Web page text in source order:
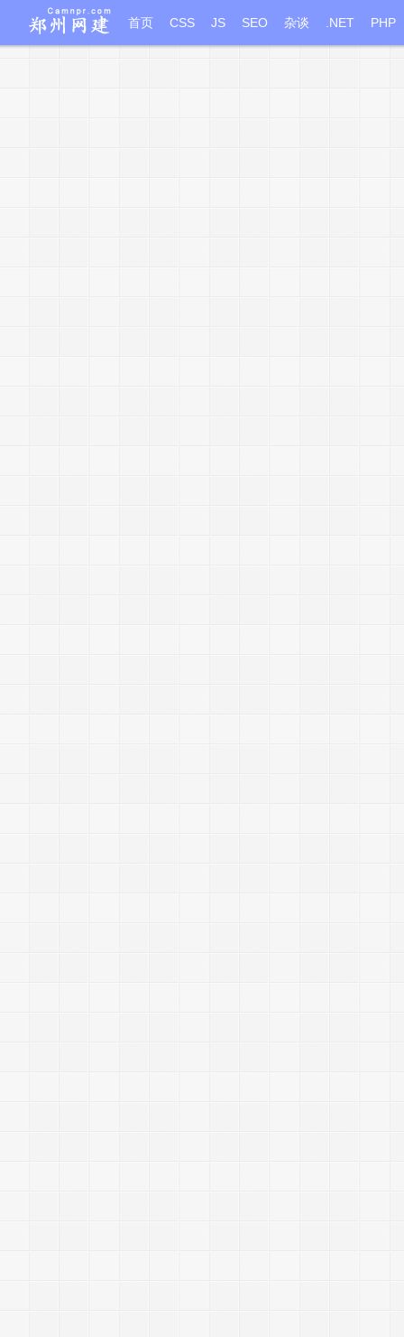
首页 CSS JS SEO 杂谈 .NET PHP